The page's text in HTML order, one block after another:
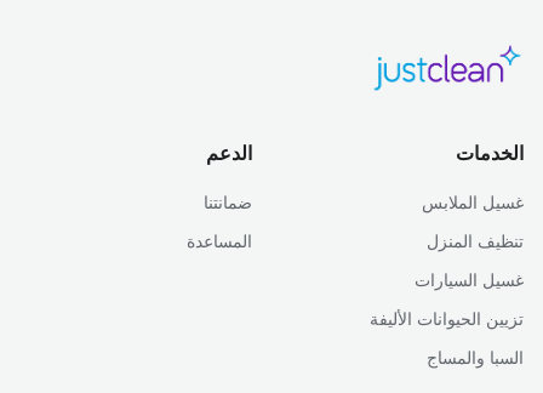
الخدمات
غسيل الملابس
تنظيف المنزل
غسيل السيارات
تزيين الحيوانات الأليفة
السبا والمساج
الدعم
ضمانتنا
المساعدة